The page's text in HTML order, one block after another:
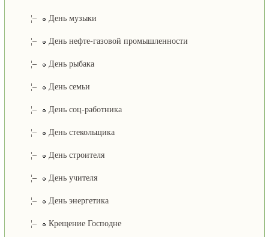
¦– День музыки
¦– День нефте-газовой промышленности
¦– День рыбака
¦– День семьи
¦– День соц-работника
¦– День стекольщика
¦– День строителя
¦– День учителя
¦– День энергетика
¦– Крещение Господне